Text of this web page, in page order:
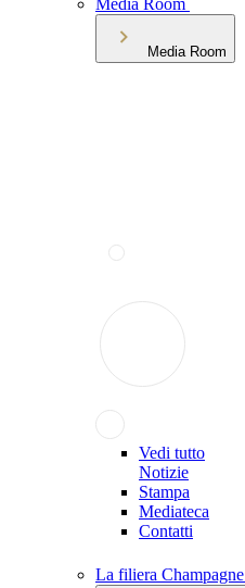
Media Room
Vedi tutto
Notizie
Stampa
Mediateca
Contatti
La filiera Champagne